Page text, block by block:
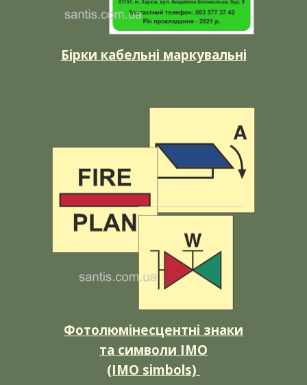
Бірки кабельні маркувальні
Фотолюмінесцентні знаки
та символи ІМО
(IMO simbols)